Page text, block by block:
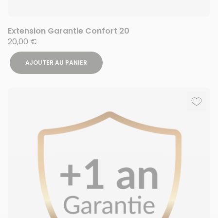
Extension Garantie Confort 20
20,00 €
AJOUTER AU PANIER